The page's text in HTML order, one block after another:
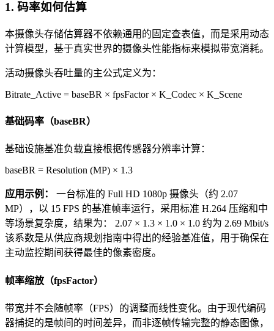
1. 码率如何估算
本摄像头存储估算器不依赖通用的固定查表值，而是采用动态
计算模型，基于真实世界的摄像头性能指标来模拟带宽消耗。
活动摄像头吞吐量的主公式定义为：
Bitrate_Active = baseBR × fpsFactor × K_Codec × K_Scene
基础码率（baseBR）
基础设施基准负载直接根据传感器分辨率计算：
baseBR = Resolution (MP) × 1.3
应用示例：
一台标准的 Full HD 1080p 摄像头（约 2.07
MP），以 15 FPS 的基准帧率运行，采用标准 H.264 压缩和中
等场景复杂度，结果为： 2.07 × 1.3 × 1.0 × 1.0 约为 2.69 Mbit/s
该系数是从供应商规划指南中得出的经验基准值，用于确保在
主动监控期间获得最佳的像素密度。
帧率缩放（fpsFactor）
带宽并不会随帧率（FPS）的调整而线性变化。由于现代编码
器捕捉的是帧间的时间差异，而非逐帧传输完整的静态图像，